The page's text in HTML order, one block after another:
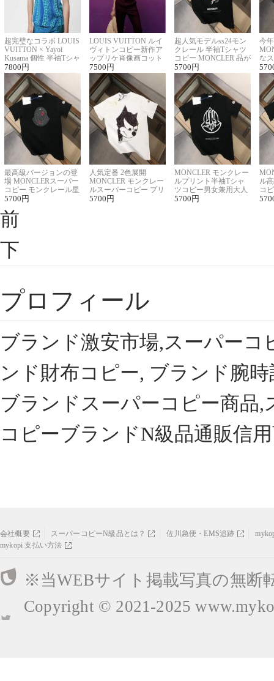
超完璧なコラボ LOUIS
VUITTON × Yayoi
Kusama 個性 半袖Tシャ
ツコピー男女兼用
7800 円
LOUIS VUITTON ルイ
ヴィトンコピー新作ア
ップリケ肖像画コット
ンニット半袖Tシャツ
7500 円
超人気モデルss24モン
クレール 半袖Tシャツ
コピー MONCLER 品が
良く見た目
5700 円
今
な
ル
最高級バージョンの登
場 MONCLERスーパー
コピー モンクレール星
座半袖Tシャツ
5700 円
人気定番 2色展開
MONCLER モンクレー
ルスーパーコピー プリ
ント半袖Tシャツ
5700 円
MONCLER モンクレー
ルプリント半袖Tシャ
ツコピー男女兼用大人
可愛い春夏コーデ
5700 円
ル
コ
ィ
前
下
プロフィール
ブランド激安市場,スーパー
ンド財布コピー, ブランド腕
ブランドスーパーコピー商品
コピーブランドN級品通販信
会社概要 スーパーコピーN級品とは？ 佐川急便・EMS追跡
mykopi 支払い方法
※当WEBサイト掲載写真の無断
Copyright © 2021-2025